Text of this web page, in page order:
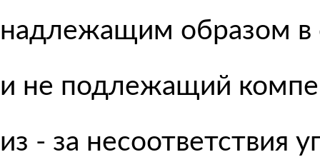
надлежащим образом в
и не подлежащий
из - за несоответствия